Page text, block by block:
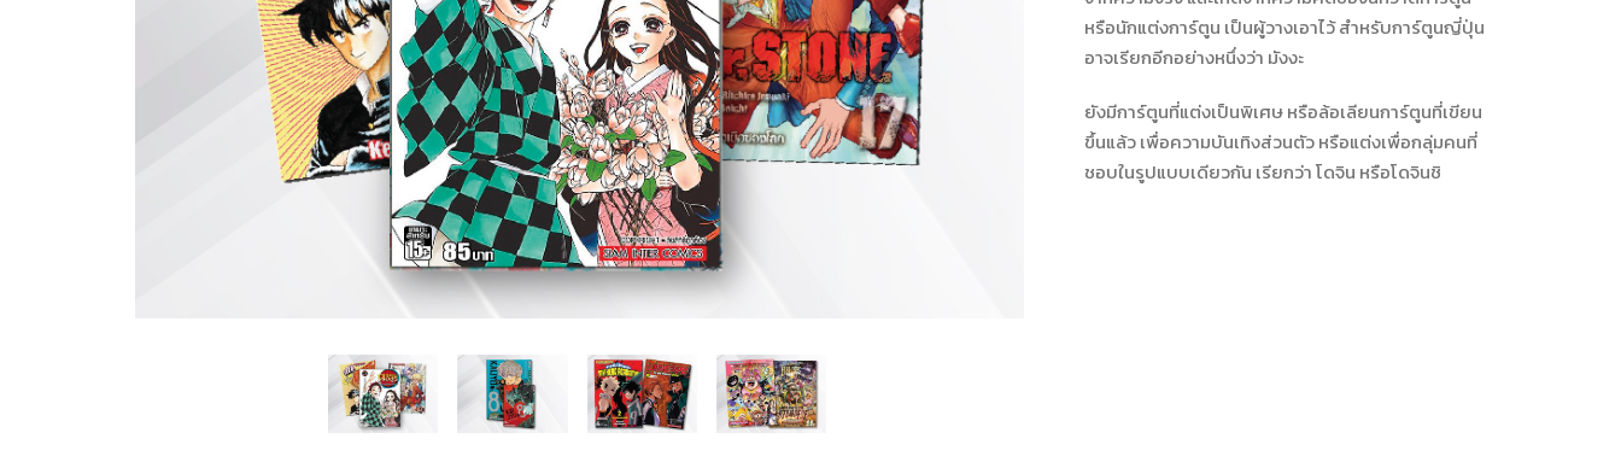
หรือนักแต่งการ์ตูน เป็นผู้วางเอาไว้ สำหรับการ์ตูนญี่ปุ่น
อาจเรียกอีกอย่างหนึ่งว่า มังงะ
ยังมีการ์ตูนที่แต่งเป็นพิเศษ หรือล้อเลียนการ์ตูนที่เขียน
ขึ้นแล้ว เพื่อความบันเทิงส่วนตัว หรือแต่งเพื่อกลุ่มคนที่
ชอบในรูปแบบเดียวกัน เรียกว่า โดจิน หรือโดจินชิ